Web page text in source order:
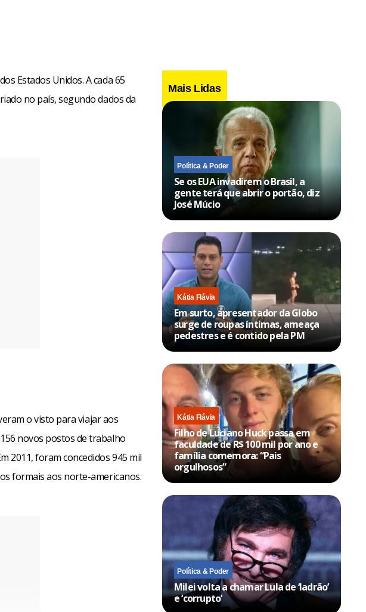
Estados Unidos. A cada 65
no país, segundo dados da
o visto para viajar aos
novos postos de trabalho
2011, foram concedidos 945 mil
formais aos norte-americanos.
Mais Lidas
Política & Poder
Se os EUA invadirem o Brasil, a
gente terá que abrir o portão, diz
José Múcio
Kátia Flávia
Em surto, apresentador da Globo
surge de roupas íntimas, ameaça
pedestres e é contido pela PM
Kátia Flávia
Filho de Luciano Huck passa em
faculdade de R$ 100 mil por ano e
família comemora: “Pais
orgulhosos”
Política & Poder
Milei volta a chamar Lula de ‘ladrão’
e ‘corrupto’